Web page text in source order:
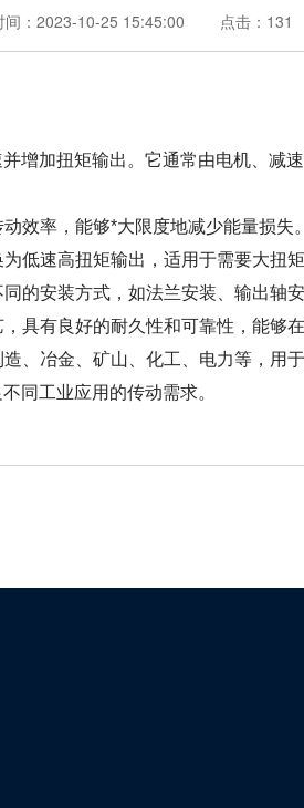
： 2023-10-25 15:45:00 点击： 131
增加扭矩输出。它通常由电机、减
效率，能够*大限度地减少能量损失。
低速高扭矩输出，适用于需要大扭矩
的安装方式，如法兰安装、输出轴安
具有良好的耐久性和可靠性，能够
、冶金、矿山、化工、电力等，用
同工业应用的传动需求。